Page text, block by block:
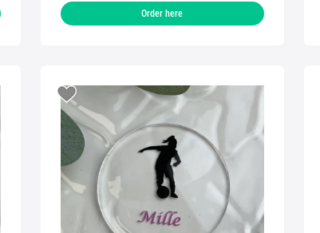
Order here